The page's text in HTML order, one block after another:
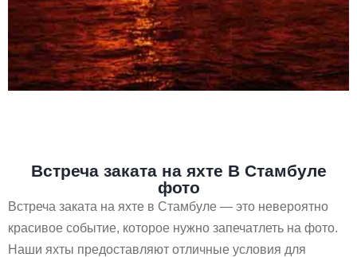
Встреча заката на яхте В Стамбуле
фото
Встреча заката на яхте в Стамбуле — это невероятно
красивое событие, которое нужно запечатлеть на фото.
Наши яхты предоставляют отличные условия для